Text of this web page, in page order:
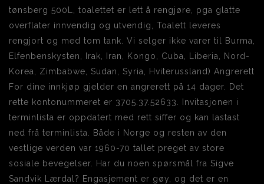
tønsberg 500L, toalettet er lett å rengjøre, pga glatte
overflater innvendig og utvendig, Toalett leveres
rengjort og med tom tank. Vi selger ikke varer til Burma,
Elfenbenskysten, Irak, Iran, Kongo, Cuba, Liberia, Nord-
Korea, Zimbabwe, Sudan, Syria, Hviterussland) Angrerett
For dine innkjøp gjelder en angrerett på 14 dager. Det
rette kontonummeret er 3705.37.52633. Invitasjonen i
terminlista er oppdatert med rett siffer og kan lastast
ned frå terminlista. Både i Norge og resten av den
vestlige verden var 1960-70 tallet preget av store
sosiale bevegelser. Har du noen spørsmål fra Sigve
Sandvik Lærdal? Engasjement er gøy, og det er en